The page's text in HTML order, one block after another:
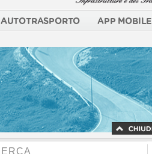
AUTOTRASPORTO APP MOBILE